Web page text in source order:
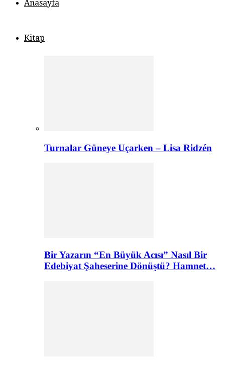
Anasayfa
Kitap
Turnalar Güneye Uçarken – Lisa Ridzén
Bir Yazarın “En Büyük Acısı” Nasıl Bir
Edebiyat Şaheserine Dönüştü? Hamnet…